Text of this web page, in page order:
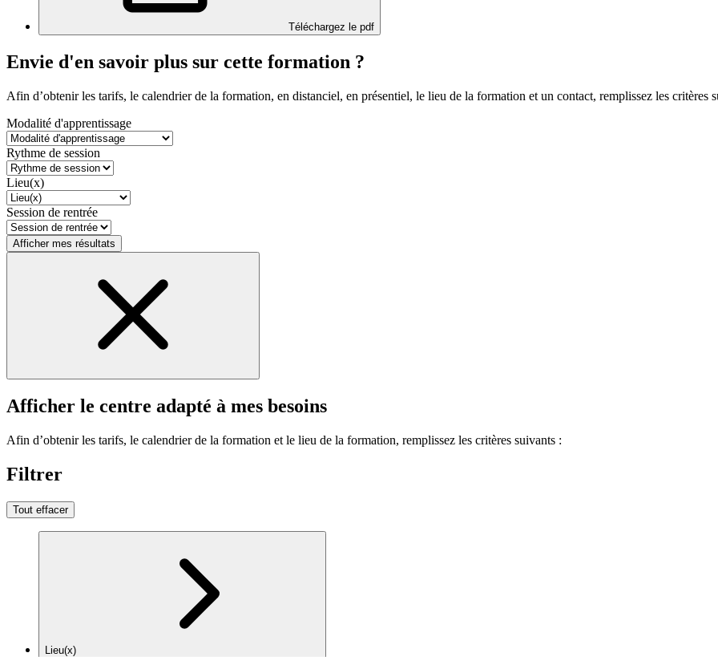
Téléchargez le pdf
Envie d'en savoir plus sur cette formation ?
Afin d’obtenir les tarifs, le calendrier de la formation, en distanciel, en présentiel, le lieu de la formation et un contact, remplissez les critères
Modalité d'apprentissage
Rythme de session
Lieu(x)
Session de rentrée
Afficher mes résultats
Afficher le centre adapté à mes besoins
Afin d’obtenir les tarifs, le calendrier de la formation et le lieu de la formation, remplissez les critères suivants :
Filtrer
Tout effacer
Lieu(x)